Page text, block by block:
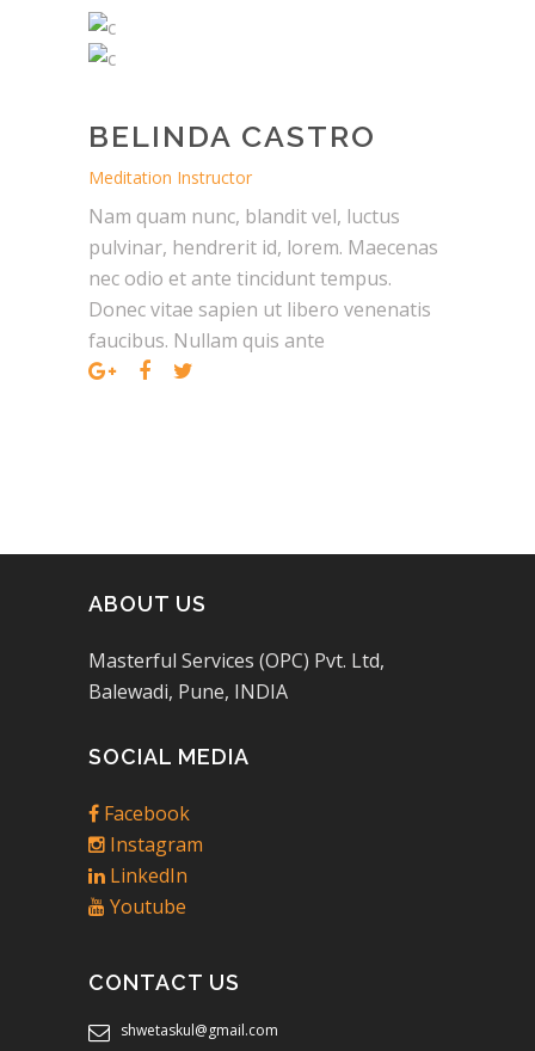
BELINDA CASTRO
Meditation Instructor
Nam quam nunc, blandit vel, luctus
pulvinar, hendrerit id, lorem. Maecenas
nec odio et ante tincidunt tempus.
Donec vitae sapien ut libero venenatis
faucibus. Nullam quis ante
ABOUT US
Masterful Services (OPC) Pvt. Ltd,
Balewadi, Pune, INDIA
SOCIAL MEDIA
Facebook
Instagram
LinkedIn
Youtube
CONTACT US
shwetaskul@gmail.com